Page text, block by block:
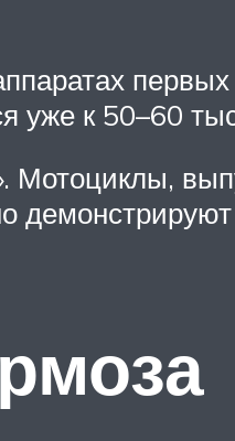
уже к 50–60
Мотоциклы,